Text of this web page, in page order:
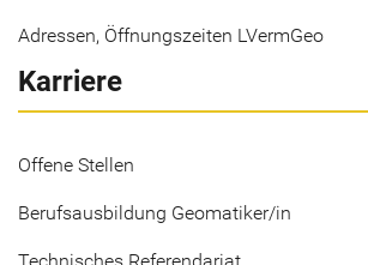
Adressen, Öffnungszeiten LVermGeo
Karriere
Offene Stellen
Berufsausbildung Geomatiker/in